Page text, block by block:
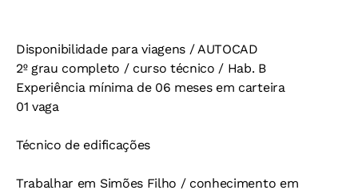
Disponibilidade para viagens / AUTOCAD
2º grau completo / curso técnico / Hab. B
Experiência mínima de 06 meses em carteira
01 vaga
Técnico de edificações
Trabalhar em Simões Filho / conhecimento em